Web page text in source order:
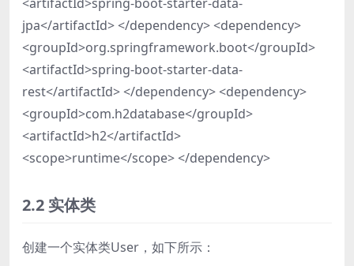
jpa</artifactId> </dependency> <dependency>
<groupId>org.springframework.boot</groupId>
<artifactId>spring-boot-starter-data-
rest</artifactId> </dependency> <dependency>
<groupId>com.h2database</groupId>
<artifactId>h2</artifactId>
<scope>runtime</scope> </dependency>
2.2 实体类
创建一个实体类User，如下所示：